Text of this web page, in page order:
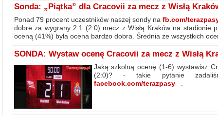
Sonda: „Piątka” dla Cracovii za mecz z Wisłą
Ponad 79 procent uczestników naszej sondy nafb.com/
dobre za wygrany 2:1 (2:0) mecz z Wisłą Kraków na stadionie
oceną (41%) była ocena bardzo dobra. Średnia ze wszystkich
SONDA: Wystaw ocenę Cracovii za mecz z Wisłą
Jaką szkolną ocenę (1-6) wystawisz
(2:0)? - takie pytanie
facebook.com/terazpasy
.